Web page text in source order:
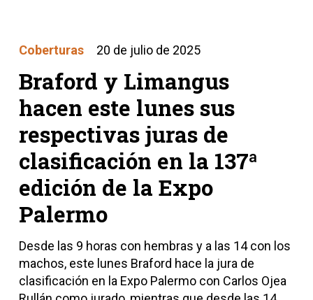
Braford y Limangus
hacen este lunes sus
respectivas juras de
clasificación en la 137ª
edición de la Expo
Palermo
Desde las 9 horas con hembras y a las 14 con los
machos, este lunes Braford hace la jura de
clasificación en la Expo Palermo con Carlos Ojea
Coberturas 20 de julio de 2025